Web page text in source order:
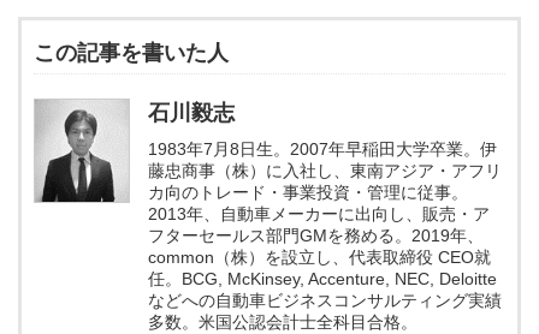
この記事を書いた人
石川毅志
1983年7月8日生。2007年早稲田大学卒業。伊
藤忠商事（株）に入社し、東南アジア・アフリ
カ向のトレード・事業投資・管理に従事。
2013年、自動車メーカーに出向し、販売・ア
フターセールス部門GMを務める。2019年、
common（株）を設立し、代表取締役 CEO就
任。BCG, McKinsey, Accenture, NEC, Deloitte
などへの自動車ビジネスコンサルティング実績
多数。米国公認会計士全科目合格。